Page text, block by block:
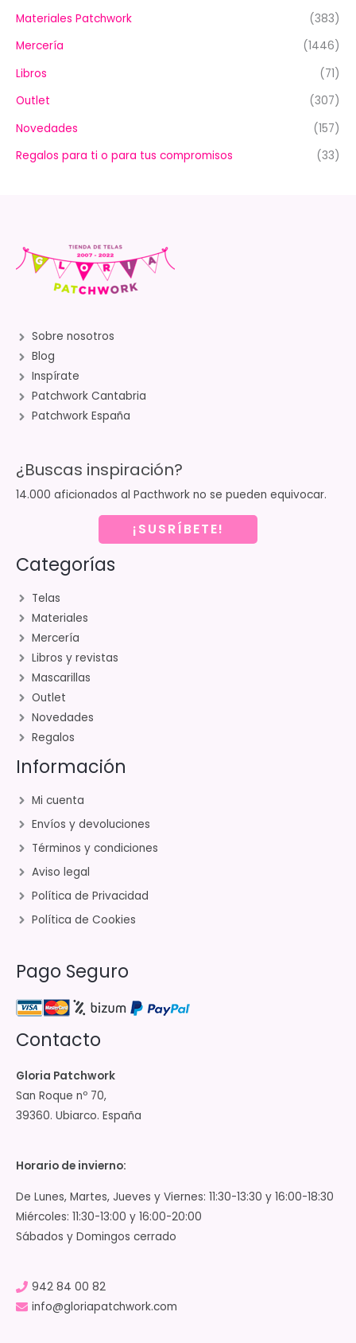
Materiales Patchwork
(383)
Mercería
(1446)
Libros
(71)
Outlet
(307)
Novedades
(157)
Regalos para ti o para tus compromisos
(33)
Sobre nosotros
Blog
Inspírate
Patchwork Cantabria
Patchwork España
¿Buscas inspiración?
14.000 aficionados al Pacthwork no se pueden equivocar.
¡SUSRÍBETE!
Categorías
Telas
Materiales
Mercería
Libros y revistas
Mascarillas
Outlet
Novedades
Regalos
Información
Mi cuenta
Envíos y devoluciones
Términos y condiciones
Aviso legal
Política de Privacidad
Política de Cookies
Pago Seguro
Contacto
Gloria Patchwork
San Roque nº 70,
39360. Ubiarco. España
Horario de invierno:
De Lunes, Martes, Jueves y Viernes: 11:30-13:30 y 16:00-18:30
Miércoles: 11:30-13:00 y 16:00-20:00
Sábados y Domingos cerrado
942 84 00 82
info@gloriapatchwork.com